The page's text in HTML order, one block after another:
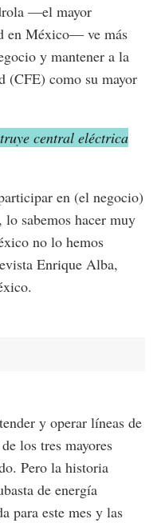
—el mayor
en México— ve más
y mantener a la
(CFE) como su mayor
central eléctrica
en (el negocio)
sabemos hacer muy
no lo hemos
Enrique Alba,
y operar líneas de
los tres mayores
Pero la historia
de energía
para este mes y las